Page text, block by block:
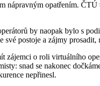
nápravným opatřením.
by naopak bylo s
postoje a zájmy prosadit,
o roli virtuálního
snad se nakonec
nepřinesl.